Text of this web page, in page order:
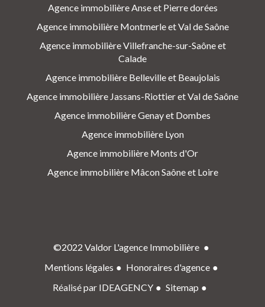
Agence immobilière Anse et Pierre dorées
Agence immobilière Montmerle et Val de Saône
Agence immobilière Villefranche-sur-Saône et
Calade
Agence immobilière Belleville et Beaujolais
Agence immobilière Jassans-Riottier et Val de Saône
Agence immobilière Genay et Dombes
Agence immobilière Lyon
Agence immobilière Monts d'Or
Agence immobilière Mâcon Saône et Loire
©2022 Valdor L'agence Immobilière
Mentions légales
Honoraires d'agence
Réalisé par IDEAGENCY
Sitemap